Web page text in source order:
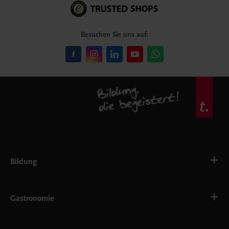
Besuchen Sie uns auf:
Bildung
Ernährung
Gastronomie